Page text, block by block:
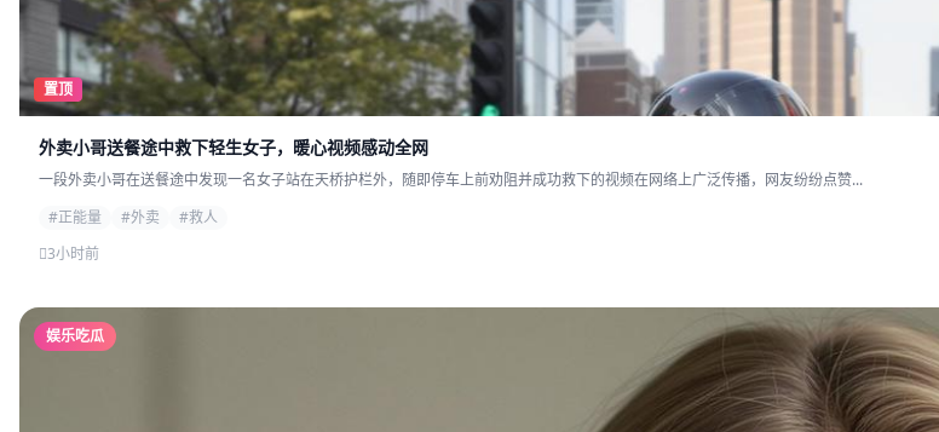
置顶
外卖小哥送餐途中救下轻生女子，暖心视频感动全网
一段外卖小哥在送餐途中发现一名女子站在天桥护栏外，随即停车上前劝阻并成功救下的视频在网络上广泛传播，网友纷纷点赞...
#正能量
#外卖
#救人
3小时前
娱乐吃瓜